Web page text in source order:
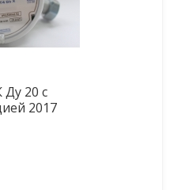
Ду 20 с
2017